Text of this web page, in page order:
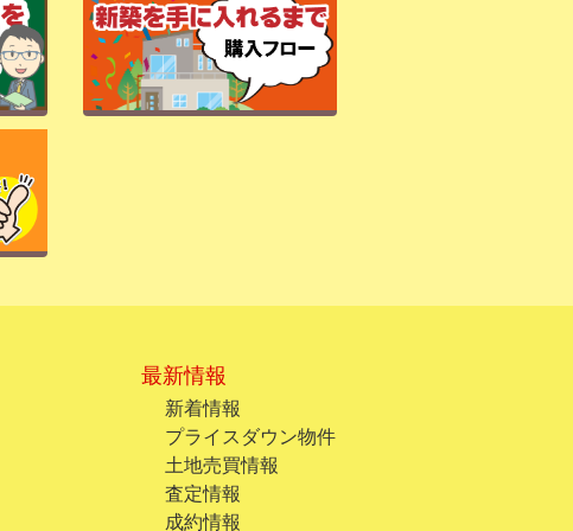
最新情報
新着情報
プライスダウン物件
土地売買情報
査定情報
成約情報